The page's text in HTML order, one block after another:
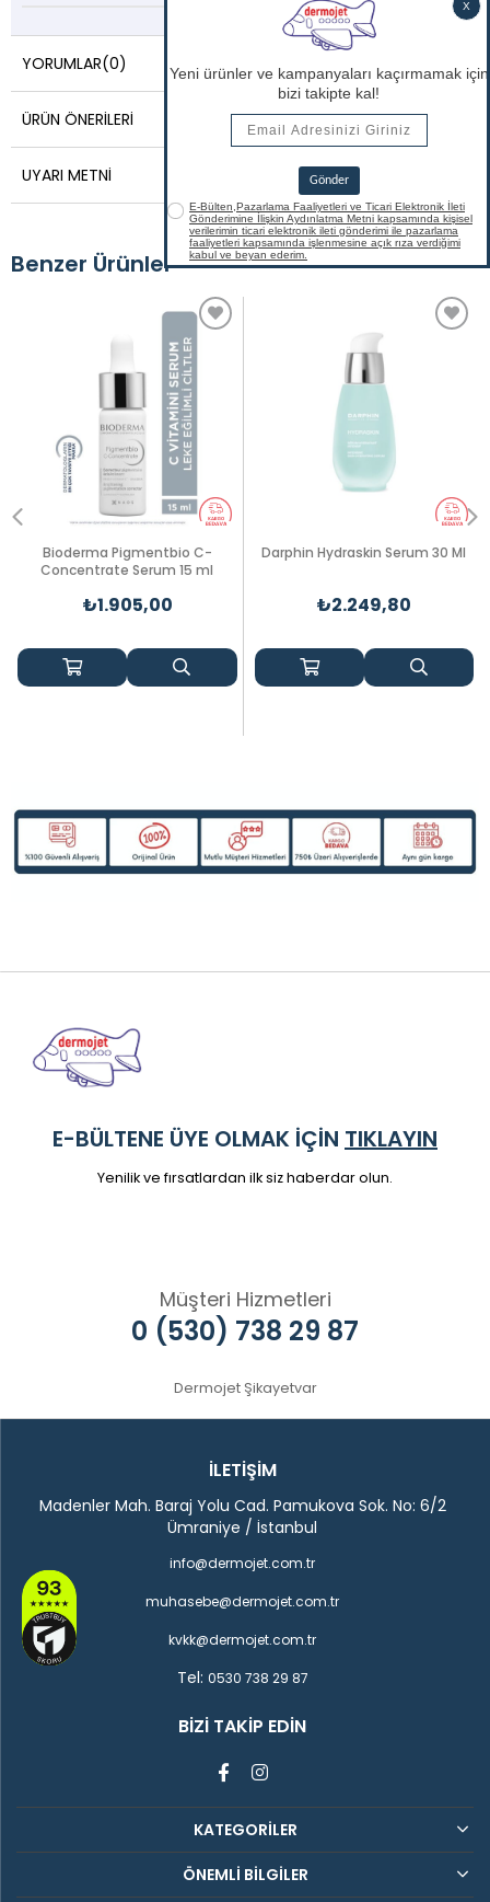
YORUMLAR(0)
ÜRÜN ÖNERILERI
UYARI METNI
Benzer Ürünler
Bioderma Pigmentbio C-
Concentrate Serum 15 ml
₺1.905,00
Darphin Hydraskin Serum 30 Ml
₺2.249,80
E-BÜLTENE ÜYE OLMAK İÇİN TIKLAYIN
Yenilik ve fırsatlardan ilk siz haberdar olun.
Müşteri Hizmetleri
0 (530) 738 29 87
Dermojet Şikayetvar
İLETİŞİM
Madenler Mah. Baraj Yolu Cad. Pamukova Sok. No: 6/2
Ümraniye / İstanbul
info@dermojet.com.tr
muhasebe@dermojet.com.tr
kvkk@dermojet.com.tr
Tel: 0530 738 29 87
BIZI TAKIP EDIN
KATEGORİLER
ÖNEMLİ BİLGİLER